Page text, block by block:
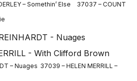
– Somethin’ Else 37037 – COUNT
– Nuages 37039 – HELEN MERRILL –